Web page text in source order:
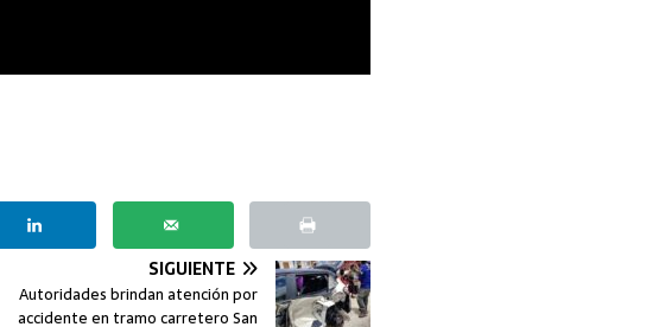
SIGUIENTE
Autoridades brindan atención por
accidente en tramo carretero San